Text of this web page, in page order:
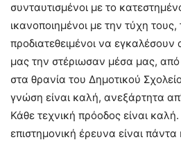
συνταυτισμένοι με το
ικανοποιημένοι με την τύχη τους,
προδιατεθειμένοι να
μας την στέριωσαν μέσα μας,
στα θρανία του Δημοτικού
γνώση είναι καλή, ανεξάρτητα
Κάθε τεχνική πρόοδος είναι
επιστημονική έρευνα είναι πάντα